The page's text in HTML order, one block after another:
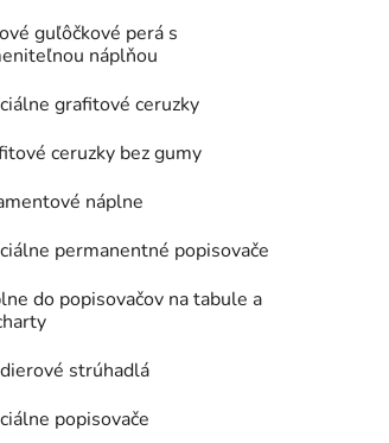
guľôčkové perá s
náplňou
grafitové ceruzky
ceruzky bez gumy
náplne
permanentné popisovače
do popisovačov na tabule a
strúhadlá
popisovače